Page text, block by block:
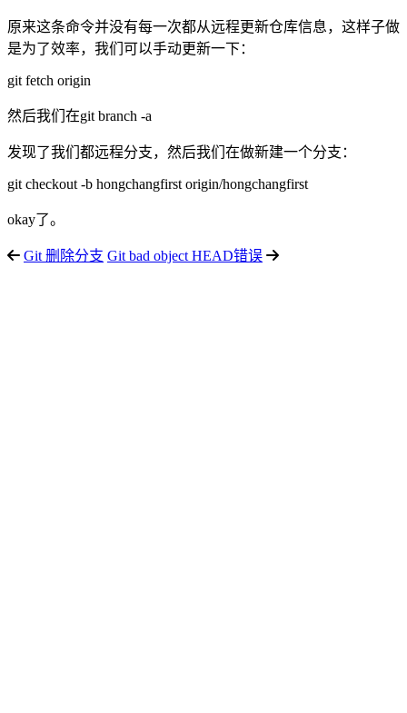
原来这条命令并没有每一次都从远程更新仓库信息，这样子做
是为了效率，我们可以手动更新一下：
git fetch origin
然后我们在git branch -a
发现了我们都远程分支，然后我们在做新建一个分支：
git checkout -b hongchangfirst origin/hongchangfirst
okay了。
Git 删除分支 Git bad object HEAD错误